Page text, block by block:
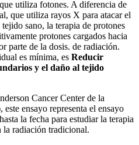
utiliza fotones. A diferencia de
que utiliza rayos X para atacar el
sano, la terapia de protones
protones cargados hacia
parte de la dosis. de radiación.
es mínima, es Reducir
y el daño al tejido
Cancer Center de la
ensayo representa el ensayo
la fecha para estudiar la terapia
la radiación tradicional.